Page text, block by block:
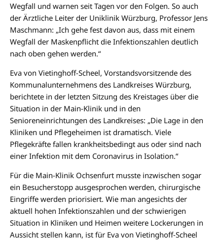
Wegfall und warnen seit Tagen vor den Folgen. So auch
der Ärztliche Leiter der Uniklinik Würzburg, Professor Jens
Maschmann: „Ich gehe fest davon aus, dass mit einem
Wegfall der Maskenpflicht die Infektionszahlen deutlich
nach oben gehen werden.“
Eva von Vietinghoff-Scheel, Vorstandsvorsitzende des
Kommunalunternehmens des Landkreises Würzburg,
berichtete in der letzten Sitzung des Kreistages über die
Situation in der Main-Klinik und in den
Senioreneinrichtungen des Landkreises: „Die Lage in den
Kliniken und Pflegeheimen ist dramatisch. Viele
Pflegekräfte fallen krankheitsbedingt aus oder sind nach
einer Infektion mit dem Coronavirus in Isolation.“
Für die Main-Klinik Ochsenfurt musste inzwischen sogar
ein Besucherstopp ausgesprochen werden, chirurgische
Eingriffe werden priorisiert. Wie man angesichts der
aktuell hohen Infektionszahlen und der schwierigen
Situation in Kliniken und Heimen weitere Lockerungen in
Aussicht stellen kann, ist für Eva von Vietinghoff-Scheel